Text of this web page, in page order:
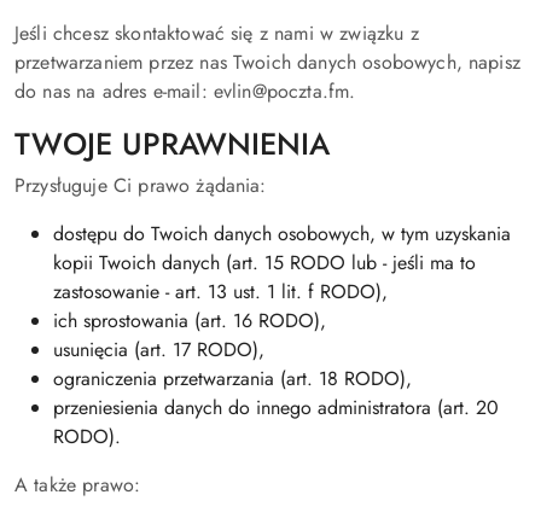
Jeśli chcesz skontaktować się z nami w związku z
przetwarzaniem przez nas Twoich danych osobowych, napisz
do nas na adres e-mail: evlin@poczta.fm.
TWOJE UPRAWNIENIA
Przysługuje Ci prawo żądania:
dostępu do Twoich danych osobowych, w tym uzyskania
kopii Twoich danych (art. 15 RODO lub - jeśli ma to
zastosowanie - art. 13 ust. 1 lit. f RODO),
ich sprostowania (art. 16 RODO),
usunięcia (art. 17 RODO),
ograniczenia przetwarzania (art. 18 RODO),
przeniesienia danych do innego administratora (art. 20
RODO).
A także prawo: